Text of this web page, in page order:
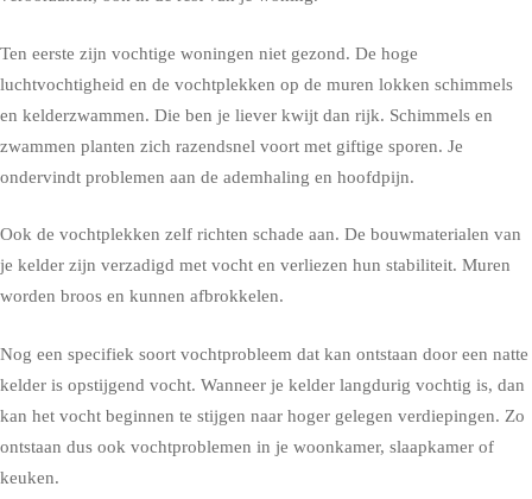
Ten eerste zijn vochtige woningen niet gezond. De hoge
luchtvochtigheid en de vochtplekken op de muren lokken schimmels
en kelderzwammen. Die ben je liever kwijt dan rijk. Schimmels en
zwammen planten zich razendsnel voort met giftige sporen. Je
ondervindt problemen aan de ademhaling en hoofdpijn.
Ook de vochtplekken zelf richten schade aan. De bouwmaterialen van
je kelder zijn verzadigd met vocht en verliezen hun stabiliteit. Muren
worden broos en kunnen afbrokkelen.
Nog een specifiek soort vochtprobleem dat kan ontstaan door een natte
kelder is opstijgend vocht. Wanneer je kelder langdurig vochtig is, dan
kan het vocht beginnen te stijgen naar hoger gelegen verdiepingen. Zo
ontstaan dus ook vochtproblemen in je woonkamer, slaapkamer of
keuken.